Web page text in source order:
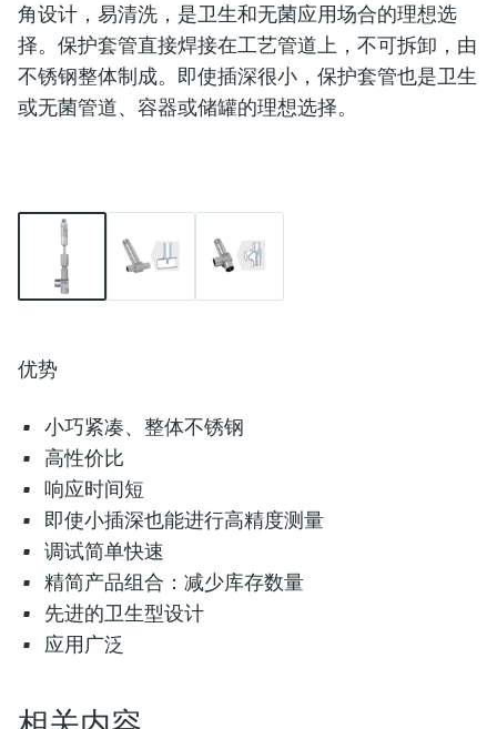
角设计 ，易清洗，是卫生和无菌应用场合的理想选
择。保护套管直接焊接在工艺管道上， 不可拆卸 ，由
不锈钢整体制成。即使插深很小，保护套管也是卫生
或无菌管道、容器或储罐的理想选择。
优势
小巧紧凑、整体不锈钢
高性价比
响应时间短
即使小插深也能进行高精度测量
调试简单快速
精简产品组合：减少库存数量
先进的卫生型设计
应用广泛